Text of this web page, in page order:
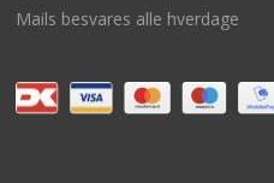
Mails besvares alle hverdage